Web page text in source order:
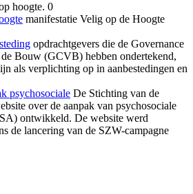
hoogte. 0
manifestatie Velig op de Hoogte
opdrachtgevers die de Governance
Bouw (GCVB) hebben ondertekend,
als verplichting op in aanbestedingen en
psychosociale De Stichting van de
over de aanpak van psychosociale
ontwikkeld. De website werd
de lancering van de SZW-campagne